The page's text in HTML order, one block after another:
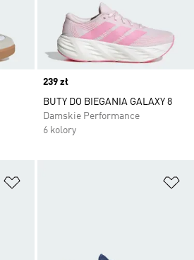
Price
239 zł
BUTY DO BIEGANIA GALAXY 8
Damskie Performance
6 kolory